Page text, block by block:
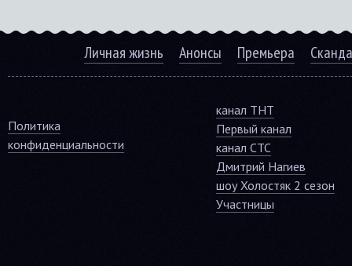
Личная жизнь Анонсы Премьера
Политика
конфиденциальности
канал ТНТ
Первый канал
канал СТС
Дмитрий Нагиев
шоу Холостяк 2 сезон
Участницы